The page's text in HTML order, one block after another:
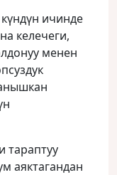
ичинде
келечеги,
менен
тараптуу
аяктагандан